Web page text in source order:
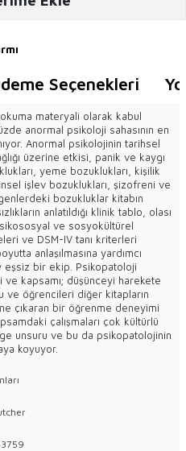
Seçenekleri
materyali olarak kabul
anormal psikoloji sahasının en
Anormal psikolojinin tarihsel
üzerine etkisi, panik ve kaygı
yeme bozuklukları, kişilik
işlev bozuklukları, şizofreni ve
bozukluklar kitabın
anlatıldığı klinik tablo, olası
ve sosyokültürel
ve DSM-IV tanı kriterleri
anlaşılmasına yardımcı
bir ekip. Psikopatoloji
ve kapsamı; düşünceyi harekete
ve öğrencileri diğer kitapların
çıkaran bir öğrenme deneyimi
çalışmaları çok kültürlü
unsuru ve bu da psikopatolojinin
koyuyor.